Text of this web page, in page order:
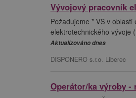
Vývojový pracovník
Požadujeme * VŠ v
elektrotechnického vývoje
Aktualizováno dnes
DISPONERO s.r.o. Liberec
Operátor/ka výroby -